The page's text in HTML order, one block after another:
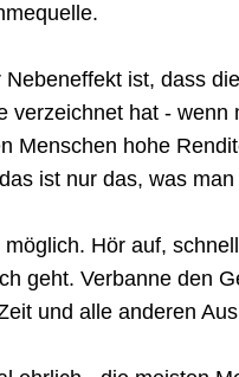
Nebeneffekt ist, dass
verzeichnet hat - wenn
Menschen hohe
ist nur das, was
möglich. Hör auf,
geht. Verbanne den
und alle anderen